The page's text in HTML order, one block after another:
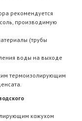
рекомендуется
производимую
(трубы
воды на выходе
термоизолирующим
кожухом